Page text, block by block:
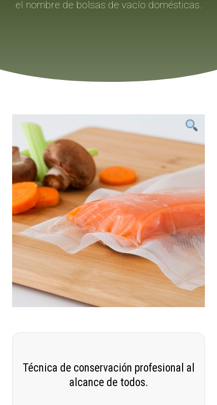
el nombre de bolsas de vacío domésticas.
Técnica de conservación profesional al
alcance de todos.